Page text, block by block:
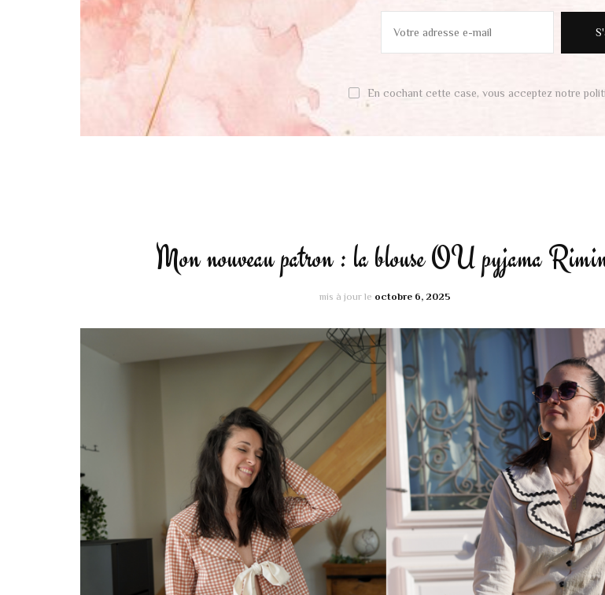
En cochant cette case, vous acceptez notre
Mon nouveau patron : la blouse OU pyjama
mis à jour le octobre 6, 2025